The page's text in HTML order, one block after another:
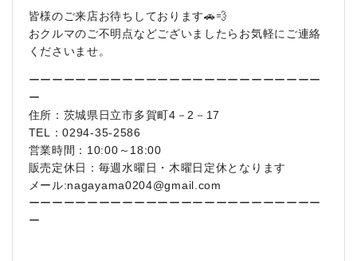
皆様のご来店お待ちしております🚗💨
おクルマのご不明点などございましたらお気軽にご連絡
くださいませ。
ーーーーーーーーーーーーーーーーーーーーーーーーー
ー
住所：茨城県日立市多賀町4－2－17
TEL：0294-35-2586
営業時間：10:00～18:00
販売定休日：毎週水曜日・木曜日定休となります
メール:nagayama0204@gmail.com
ーーーーーーーーーーーーーーーーーーーーーーーーー
ー